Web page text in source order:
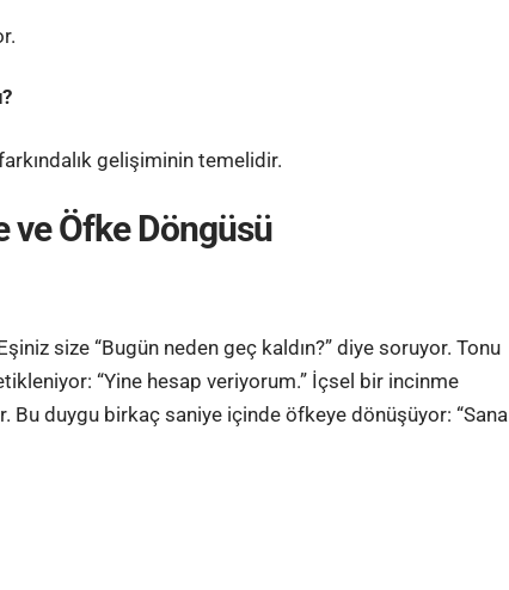
gelişiminin temelidir.
ve Öfke Döngüsü
size “Bugün neden geç kaldın?” diye soruyor. Tonu
“Yine hesap veriyorum.” İçsel bir incinme
Bu duygu birkaç saniye içinde öfkeye dönüşüyor: “Sana